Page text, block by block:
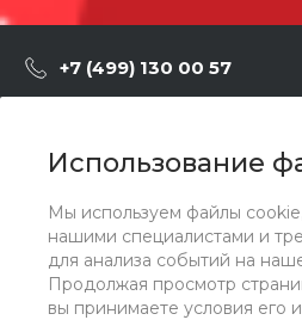
Использование
Мы используем файлы
нашими специалистами и
для анализа событий на
Продолжая просмотр
вы принимаете условия его
+7 (499) 130 00 57
г. Москва, Марксистская 3
О компании
Каталог